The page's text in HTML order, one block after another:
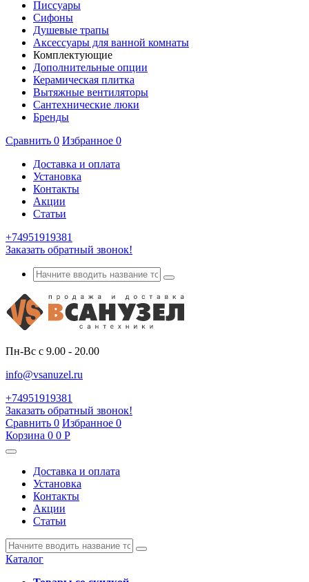
Писсуары
Сифоны
Душевые трапы
Аксессуары для ванной комнаты
Комплектующие
Дополнительные опции
Керамическая плитка
Вытяжные вентиляторы
Сантехнические люки
Бренды
Сравнить 0 Избранное 0
Доставка и оплата
Установка
Контакты
Акции
Статьи
+74951919381
Заказать обратный звонок!
Пн-Вс с 9.00 - 20.00
info@vsanuzel.ru
+74951919381
Заказать обратный звонок!
Сравнить 0 Избранное 0
Корзина 0 0 Р
Доставка и оплата
Установка
Контакты
Акции
Статьи
Каталог